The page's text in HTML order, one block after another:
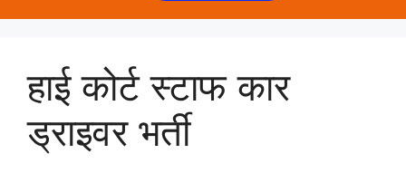
हाई कोर्ट स्टाफ कार
ड्राइवर भर्ती